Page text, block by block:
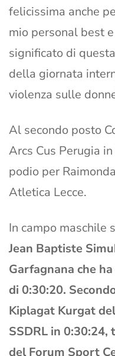
felicissima anche
mio personal best
significato di
della giornata
violenza sulle
Al secondo posto
Arcs Cus Perugia
podio per
Atletica Lecce.
In campo maschile
Jean Baptiste
Garfagnana che
di 0:30:20.
Kiplagat Kurgat
SSDRL in
del Forum Sport